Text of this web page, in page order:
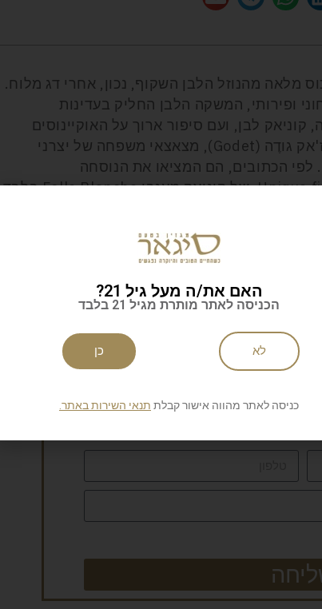
מלאה מהנוזל הלבן השקוף, נכון, אחרי דג מלוח.
ופירותי, המשקה הלבן החליק בעדינות
לבן, ועם סיפור ארוך על האוקיינוסים
גודֶה (Godet), מצאצאי משפחה של יצרני
לפי הכתובים, הם המציאו את הנוסחה
Unique, של קוניאק מענביFolle Blanche
קוניאק. משקה פריך, קר, עדין, בעל שמנוניות
, עם המוזיאון הסמוך של מלחמת העולם
של סיגאר
האם את/ה מעל גיל 21?
הכניסה לאתר מותרת מגיל 21 בלבד
לא כן
כניסה לאתר מהווה אישור קבלת תנאי השירות באתר.